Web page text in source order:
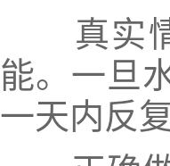
真实情
能。一旦
一天内反